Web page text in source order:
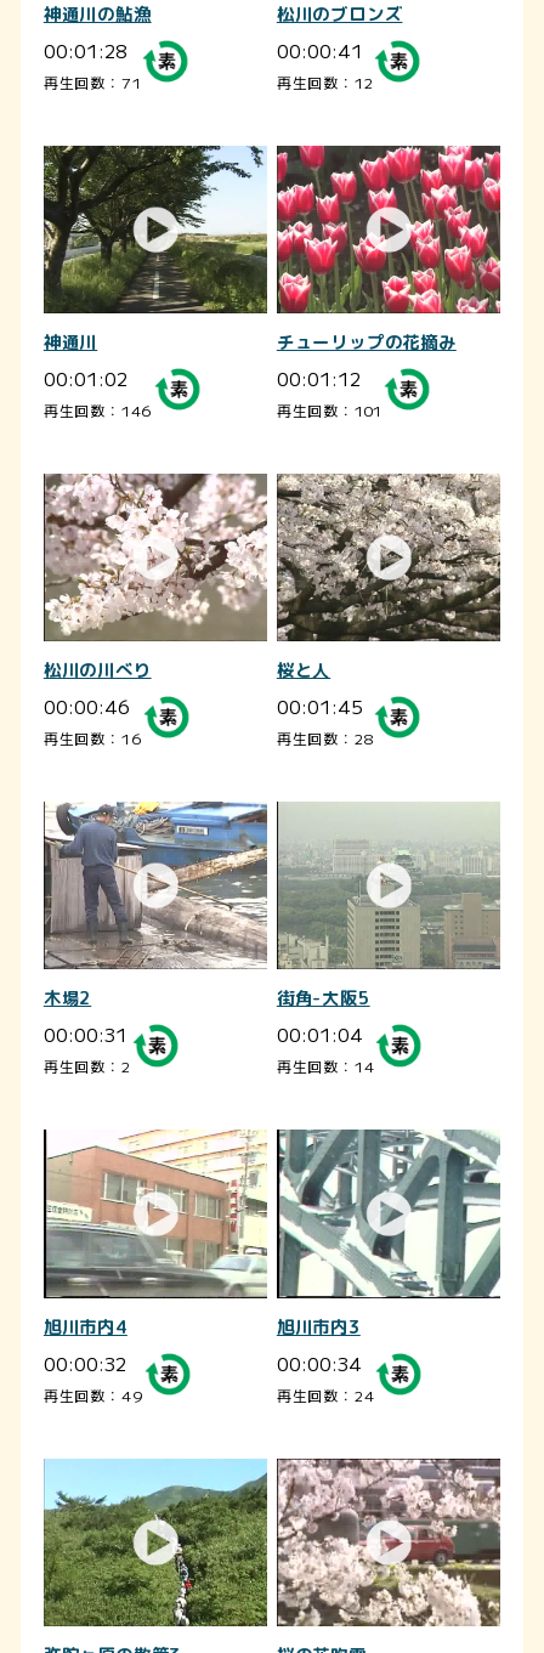
神通川の鮎漁
00:01:28
再生回数：71
松川のブロンズ
00:00:41
再生回数：12
神通川
00:01:02
再生回数：146
チューリップの花摘み
00:01:12
再生回数：101
松川の川べり
00:00:46
再生回数：16
桜と人
00:01:45
再生回数：28
木場2
00:00:31
再生回数：2
街角-大阪5
00:01:04
再生回数：14
旭川市内4
00:00:32
再生回数：49
旭川市内3
00:00:34
再生回数：24